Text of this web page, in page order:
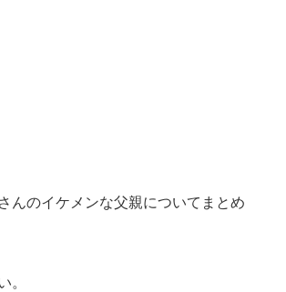
んのイケメンな父親についてまとめ
。